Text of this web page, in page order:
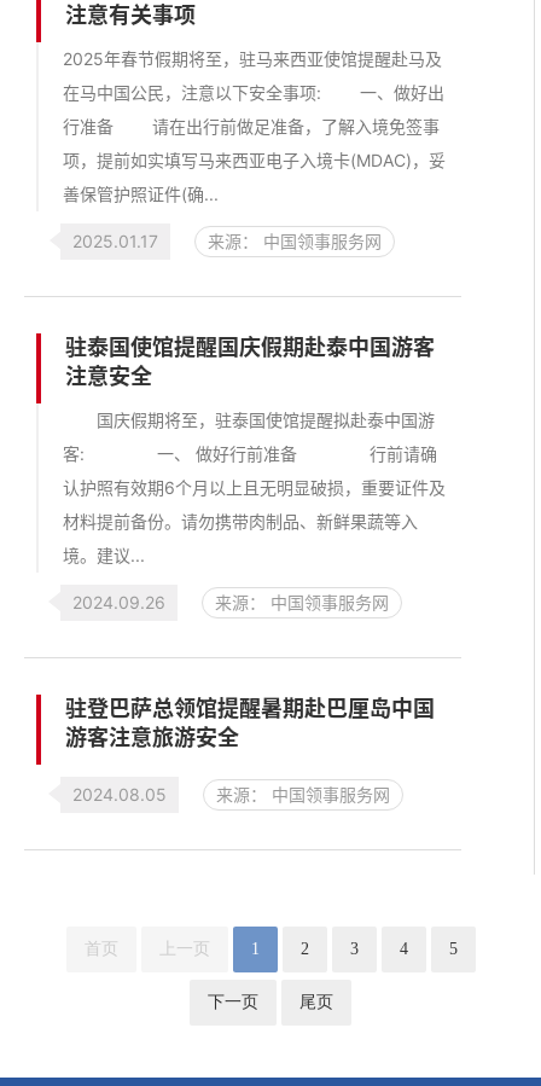
注意有关事项
2025年春节假期将至，驻马来西亚使馆提醒赴马及
在马中国公民，注意以下安全事项: 一、做好出
行准备 请在出行前做足准备，了解入境免签事
项，提前如实填写马来西亚电子入境卡(MDAC)，妥
善保管护照证件(确...
2025.01.17 来源： 中国领事服务网
驻泰国使馆提醒国庆假期赴泰中国游客
注意安全
国庆假期将至，驻泰国使馆提醒拟赴泰中国游
客: 一、 做好行前准备 行前请确
认护照有效期6个月以上且无明显破损，重要证件及
材料提前备份。请勿携带肉制品、新鲜果蔬等入
境。建议...
2024.09.26 来源： 中国领事服务网
驻登巴萨总领馆提醒暑期赴巴厘岛中国
游客注意旅游安全
2024.08.05 来源： 中国领事服务网
首页 上一页 1 2 3 4 5
下一页 尾页